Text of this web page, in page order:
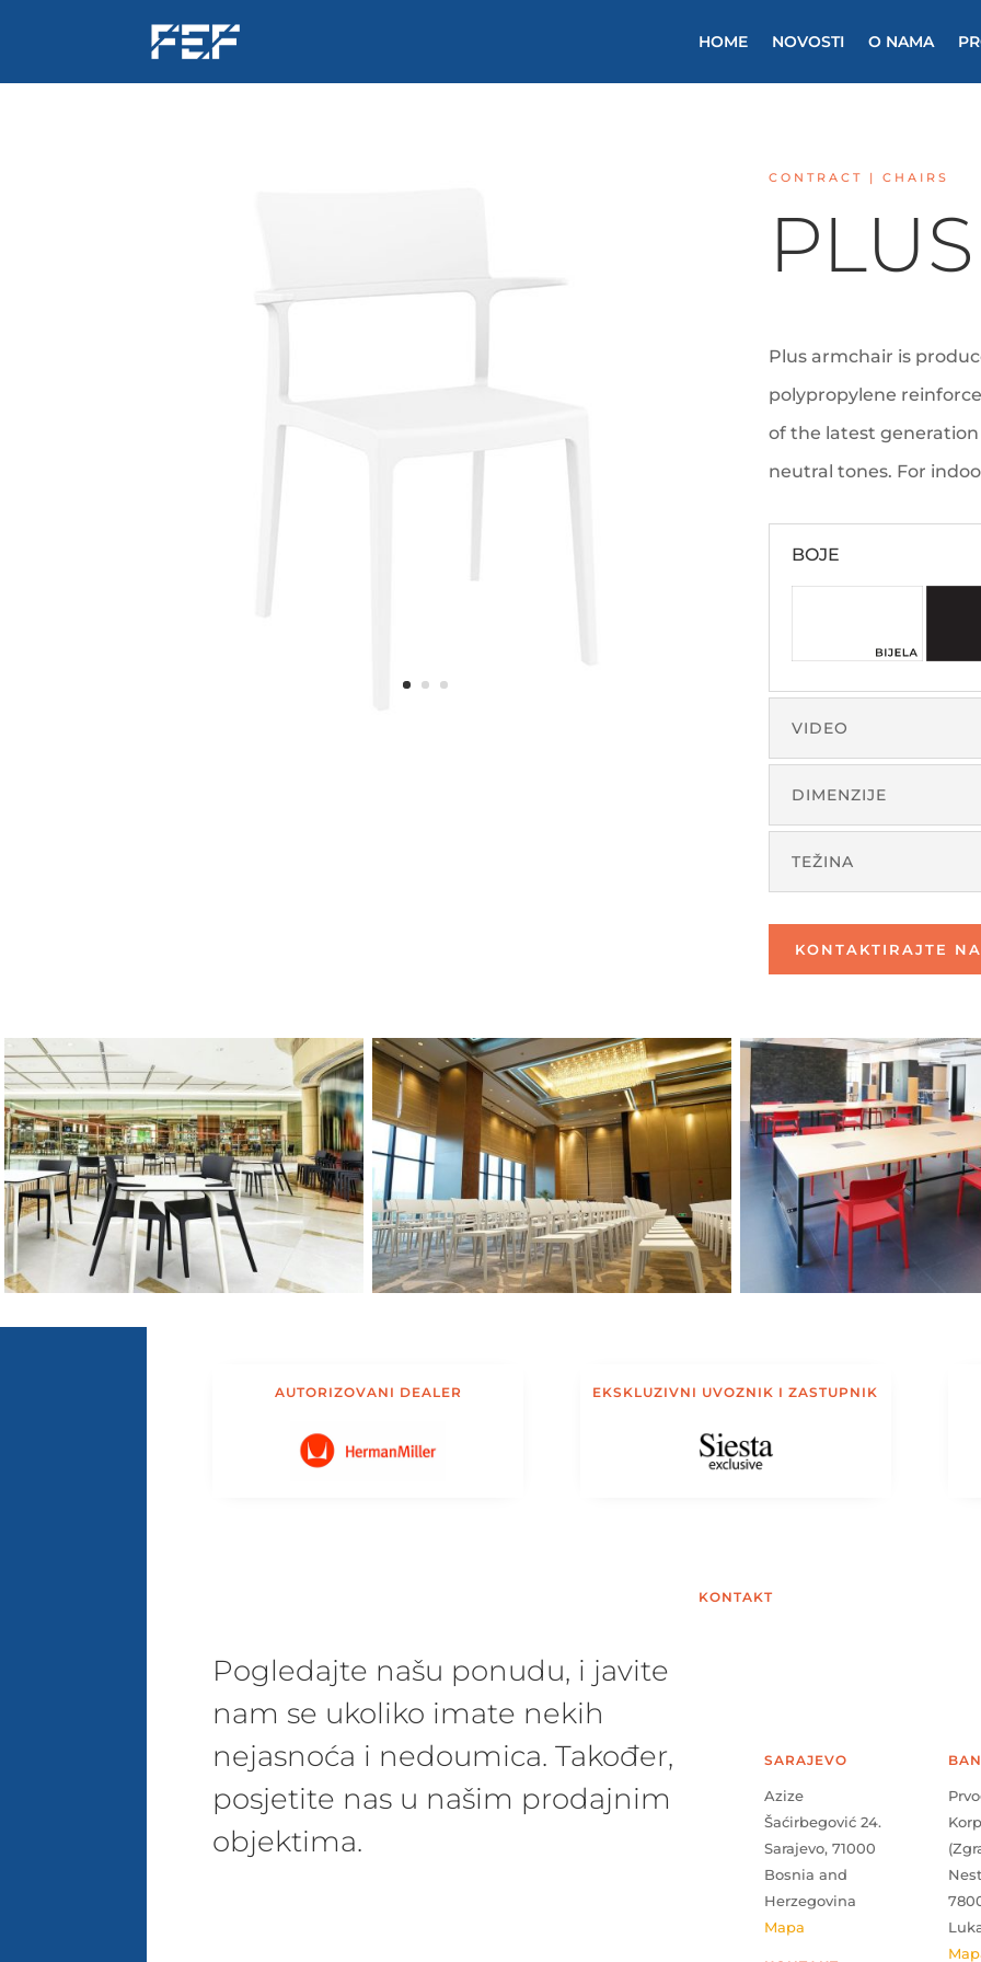
HOME NOVOSTI O NAMA
CONTRACT | CHAIRS
PLUS
Plus armchair is
polypropylene
of the latest
neutral tones. For
BOJE
VIDEO
DIMENZIJE
TEŽINA
KONTAKTIRAJTE
AUTORIZOVANI DEALER EKSKLUZIVNI UVOZNIK I ZASTUPNIK
KONTAKT
Pogledajte našu ponudu, i javite
nam se ukoliko imate nekih
nejasnoća i nedoumica. Također,
posjetite nas u našim prodajnim
objektima.
SARAJEVO
Azize
Šaćirbegović 24.
Sarajevo, 71000
Bosnia and
Herzegovina
Mapa